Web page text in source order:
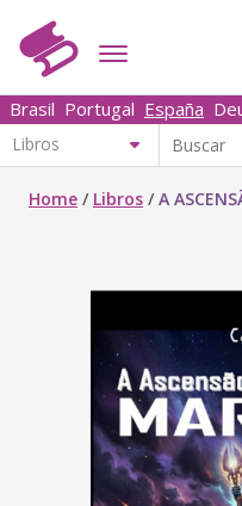
Brasil Portugal España
Home / Libros /A